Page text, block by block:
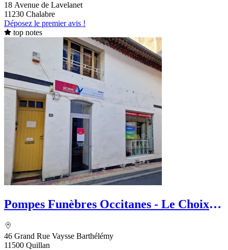
18 Avenue de Lavelanet
11230 Chalabre
Déposez le premier avis !
top notes
Pompes Funèbres Occitanes - Le Choix
46 Grand Rue Vaysse Barthélémy
11500 Quillan